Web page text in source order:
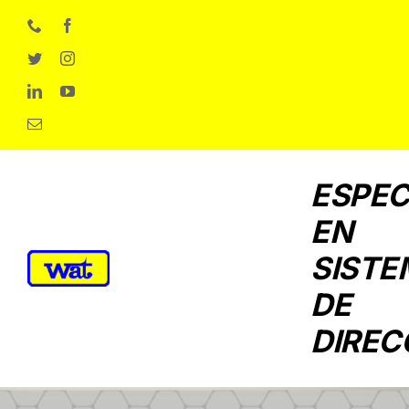
content
EN
DE